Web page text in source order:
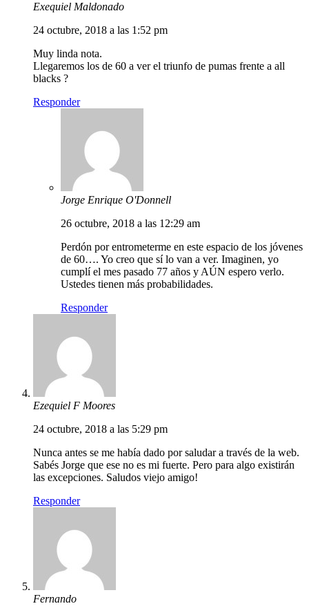
Exequiel Maldonado
24 octubre, 2018 a las 1:52 pm
Muy linda nota.
Llegaremos los de 60 a ver el triunfo de pumas frente a all
blacks ?
Responder
Jorge Enrique O'Donnell
26 octubre, 2018 a las 12:29 am
Perdón por entrometerme en este espacio de los jóvenes
de 60…. Yo creo que sí lo van a ver. Imaginen, yo
cumplí el mes pasado 77 años y AÚN espero verlo.
Ustedes tienen más probabilidades.
Responder
Ezequiel F Moores
24 octubre, 2018 a las 5:29 pm
Nunca antes se me había dado por saludar a través de la web.
Sabés Jorge que ese no es mi fuerte. Pero para algo existirán
las excepciones. Saludos viejo amigo!
Responder
Fernando